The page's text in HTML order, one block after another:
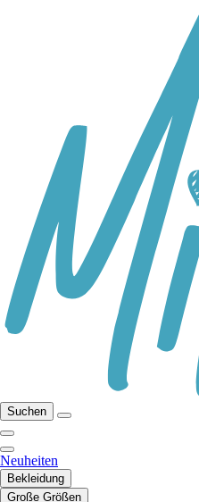
Suchen
Neuheiten
Bekleidung
Große Größen